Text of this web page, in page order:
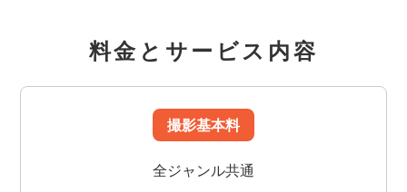
料金とサービス内容
撮影基本料
全ジャンル共通